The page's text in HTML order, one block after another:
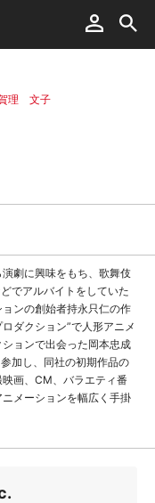
理 文子
劇に興味をもち、歌舞伎
でアルバイトをしていた
ンの創始者持永只仁の作
ダクション”で人形アニメ
ョンで出会った岡本忠成
加し、同社の初期作品の
画、CM、バラエティ番
メーションを幅広く手掛